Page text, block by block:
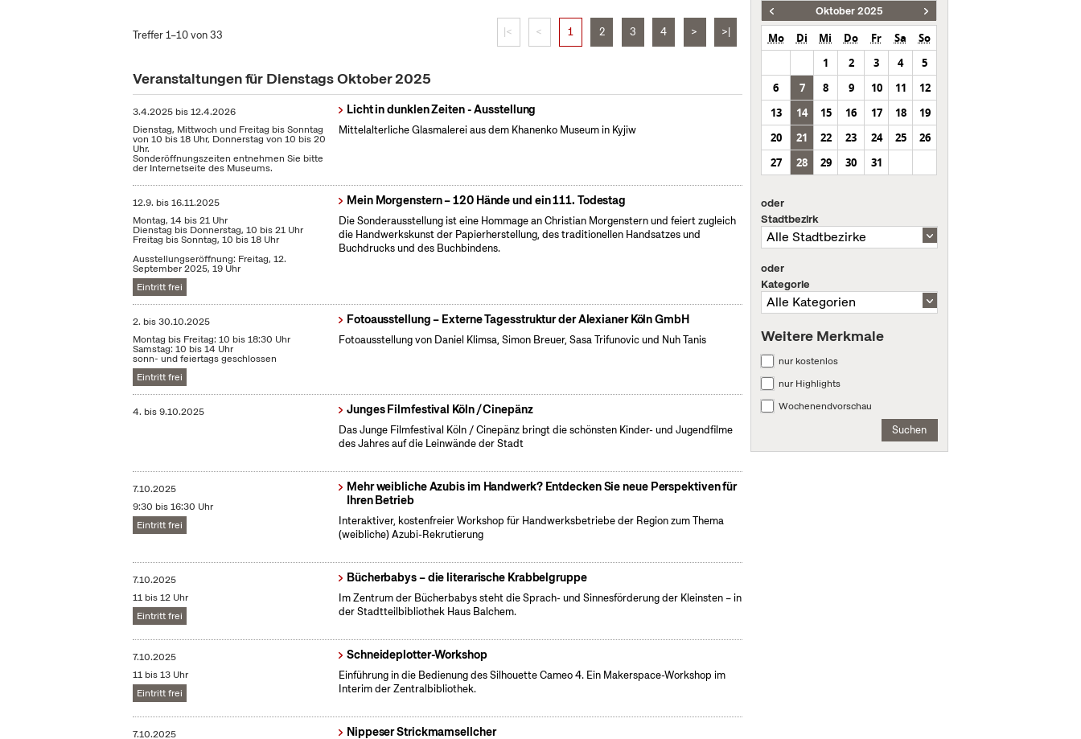
Treffer 1–10 von 33 |< < 1 2 3 4 > >|
Veranstaltungen für Dienstags Oktober 2025
3.4.2025 bis12.4.2026
Dienstag, Mittwoch und Freitag bis Sonntag
von 10 bis 18 Uhr, Donnerstag von 10 bis 20
Uhr.
Sonderöffnungszeiten entnehmen Sie bitte
der Internetseite des Museums.
Licht in dunklen Zeiten - Ausstellung
Mittelalterliche Glasmalerei aus dem Khanenko Museum in Kyjiw
12.9. bis16.11.2025
Montag, 14 bis 21 Uhr
Dienstag bis Donnerstag, 10 bis 21 Uhr
Freitag bis Sonntag, 10 bis 18 Uhr
Ausstellungseröffnung: Freitag, 12.
September 2025, 19 Uhr
Eintritt frei
Mein Morgenstern – 120 Hände und ein 111. Todestag
Die Sonderausstellung ist eine Hommage an Christian Morgenstern und feiert zugleich
die Handwerkskunst der Papierherstellung, des traditionellen Handsatzes und
Buchdrucks und des Buchbindens.
2. bis30.10.2025
Montag bis Freitag: 10 bis 18:30 Uhr
Samstag: 10 bis 14 Uhr
sonn- und feiertags geschlossen
Eintritt frei
Fotoausstellung – Externe Tagesstruktur der Alexianer Köln GmbH
Fotoausstellung von Daniel Klimsa, Simon Breuer, Sasa Trifunovic und Nuh Tanis
4. bis9.10.2025 Junges Filmfestival Köln / Cinepänz
Das Junge Filmfestival Köln / Cinepänz bringt die schönsten Kinder- und Jugendfilme
des Jahres auf die Leinwände der Stadt
7.10.2025
9:30 bis 16:30 Uhr
Eintritt frei
Mehr weibliche Azubis im Handwerk? Entdecken Sie neue Perspektiven für
Ihren Betrieb
Interaktiver, kostenfreier Workshop für Handwerksbetriebe der Region zum Thema
(weibliche) Azubi-Rekrutierung
7.10.2025
11 bis 12 Uhr
Eintritt frei
Bücherbabys – die literarische Krabbelgruppe
Im Zentrum der Bücherbabys steht die Sprach- und Sinnesförderung der Kleinsten – in
der Stadtteilbibliothek Haus Balchem.
7.10.2025
11 bis 13 Uhr
Eintritt frei
Schneideplotter-Workshop
​Einführung in die Bedienung des Silhouette Cameo 4. Ein Makerspace-Workshop im
Interim der Zentralbibliothek.
7.10.2025 Nippeser Strickmamsellcher
Oktober 2025
Mo Di Mi Do Fr Sa
So
1
2 3 4
5
6
7 8 9 10 11
12
13
14 15 16 17 18
19
20
21 22 23 24 25
26
27
28 29 30 31
oder
Stadtbezirk
oder
Kategorie
Weitere Merkmale
nur kostenlos
nur Highlights
Wochenendvorschau
Suchen